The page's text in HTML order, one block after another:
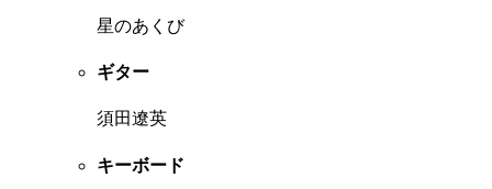
星のあくび
ギター
須田遼英
キーボード